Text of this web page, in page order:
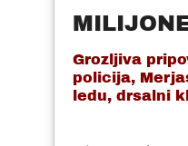
Grozljiva
policija,
ledu, drsalni